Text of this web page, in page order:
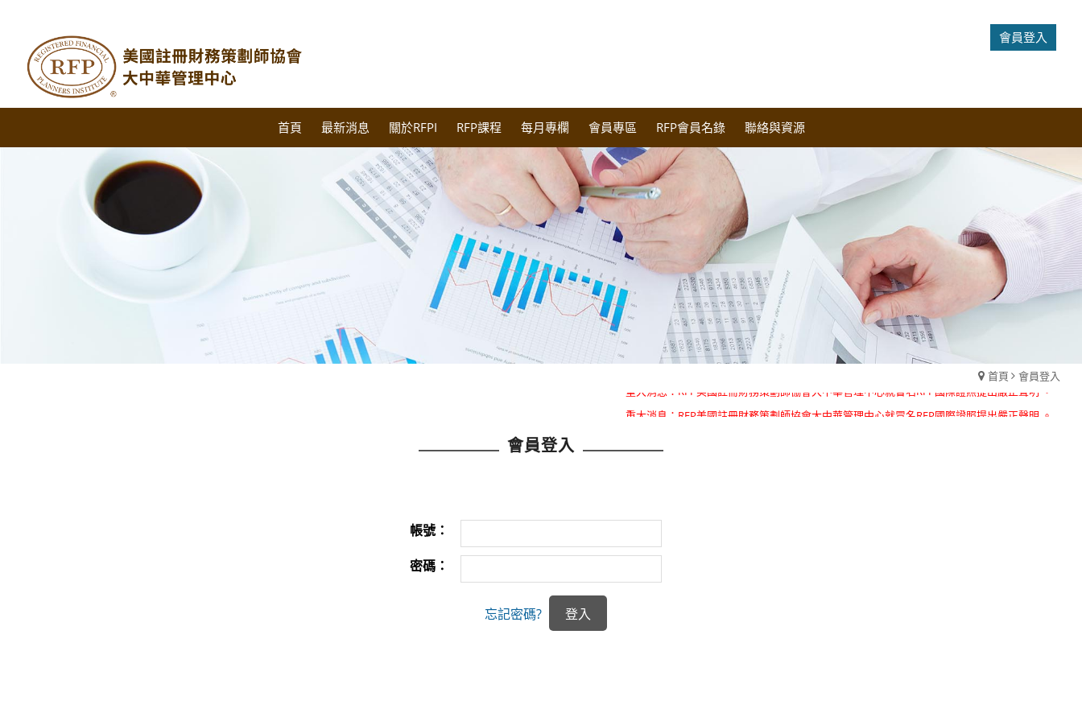
會員登入
首頁 最新消息 關於RFPI RFP課程 每月專欄 會員專區 RFP會員名錄 聯絡與資源
首頁 會員登入
重大消息：RFP美國註冊財務策劃師協會大中華管理中心就冒名RFP國際證照提出嚴正聲明 。
會員登入
帳號：
密碼：
忘記密碼?